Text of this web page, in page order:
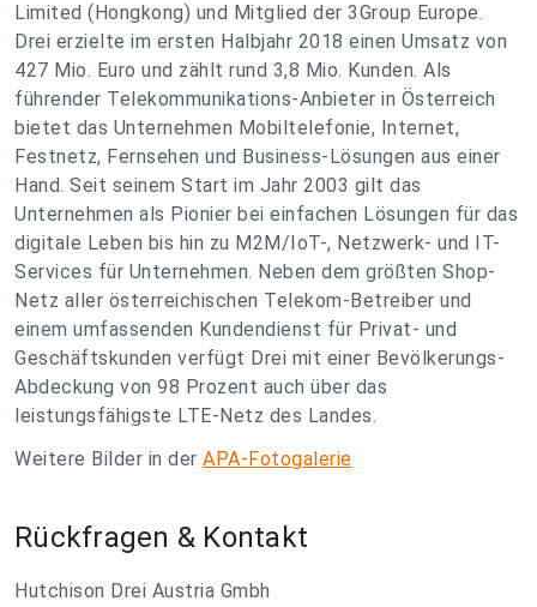
Limited (Hongkong) und Mitglied der 3Group Europe.
Drei erzielte im ersten Halbjahr 2018 einen Umsatz von
427 Mio. Euro und zählt rund 3,8 Mio. Kunden. Als
führender Telekommunikations-Anbieter in Österreich
bietet das Unternehmen Mobiltelefonie, Internet,
Festnetz, Fernsehen und Business-Lösungen aus einer
Hand. Seit seinem Start im Jahr 2003 gilt das
Unternehmen als Pionier bei einfachen Lösungen für das
digitale Leben bis hin zu M2M/IoT-, Netzwerk- und IT-
Services für Unternehmen. Neben dem größten Shop-
Netz aller österreichischen Telekom-Betreiber und
einem umfassenden Kundendienst für Privat- und
Geschäftskunden verfügt Drei mit einer Bevölkerungs-
Abdeckung von 98 Prozent auch über das
leistungsfähigste LTE-Netz des Landes.
Weitere Bilder in der APA-Fotogalerie
Rückfragen & Kontakt
Hutchison Drei Austria Gmbh